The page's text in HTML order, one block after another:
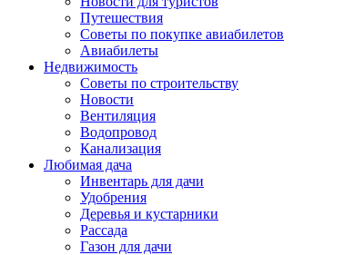
Путешествия
Советы по покупке авиабилетов
Авиабилеты
Недвижимость
Советы по строительству
Новости
Вентиляция
Водопровод
Канализация
Любимая дача
Инвентарь для дачи
Удобрения
Деревья и кустарники
Рассада
Газон для дачи